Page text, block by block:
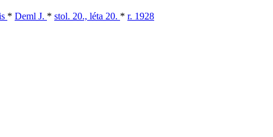
* Deml J. * stol. 20., léta 20. * r. 1928